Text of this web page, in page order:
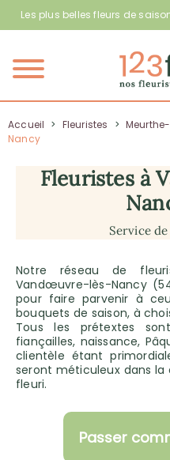
Les plus belles fleurs de
Menu
Accueil > Fleuristes >
Nancy
Fleuristes à
Service
Notre réseau de
Vandœuvre-lès-Nancy
pour faire parvenir à
bouquets de saison, à
Tous les prétextes
fiançailles, naissance,
clientèle étant
seront méticuleux dans
fleuri.
Passer